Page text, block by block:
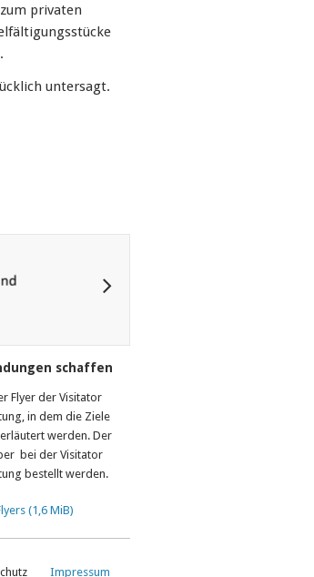
privaten
untersagt.
schaffen
Flyer der Visitator
in dem die Ziele
werden. Der
bei der Visitator
bestellt werden.
(1,6 MiB)
Impressum